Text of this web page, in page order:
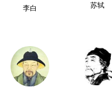
李白
苏轼